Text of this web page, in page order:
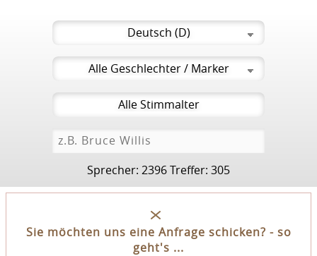
Sprecher: 2396 Treffer: 305
Sie möchten uns eine Anfrage schicken? - so
geht's ...